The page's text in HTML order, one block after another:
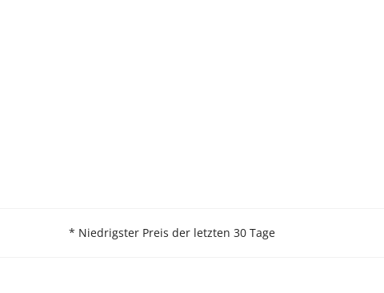
* Niedrigster Preis der letzten 30 Tage